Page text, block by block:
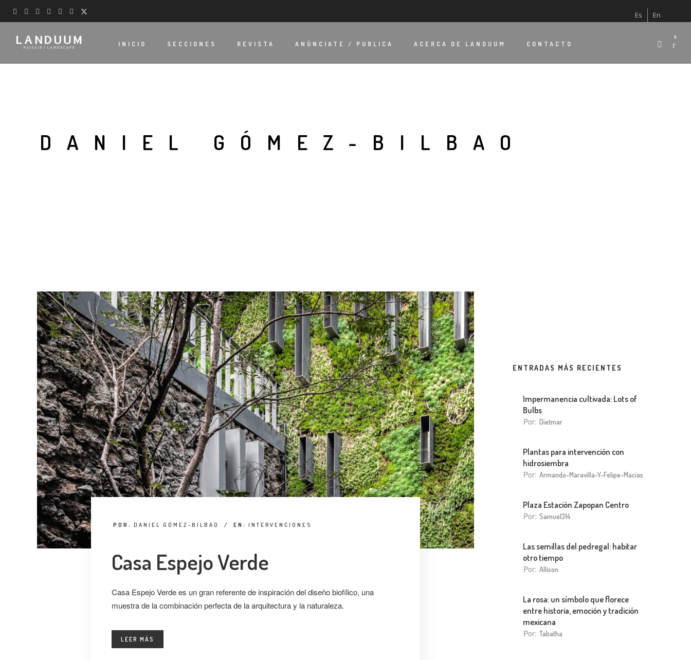
Es En
INICIO SECCIONES REVISTA ANÚNCIATE / PUBLICA ACERCA DE LANDUUM CONTACTO
0
DANIEL GÓMEZ-BILBAO
POR: DANIEL GÓMEZ-BILBAO / EN: INTERVENCIONES
Casa Espejo Verde
Casa Espejo Verde es un gran referente de inspiración del diseño biofílico, una
muestra de la combinación perfecta de la arquitectura y la naturaleza.
LEER MÁS
ENTRADAS MÁS RECIENTES
Impermanencia cultivada: Lots of
Bulbs
Por: Dietmar
Plantas para intervención con
hidrosiembra
Por: Armando-Maravilla-Y-Felipe-Macias
Plaza Estación Zapopan Centro
Por: Samuel314
Las semillas del pedregal: habitar
otro tiempo
Por: Allison
La rosa: un símbolo que florece
entre historia, emoción y tradición
mexicana
Por: Tabatha